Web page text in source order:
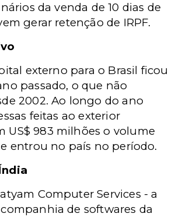
da venda de 10 dias de
gerar retenção de IRPF.
externo para o Brasil ficou
passado, o que não
2002. Ao longo do ano
feitas ao exterior
US$ 983 milhões o volume
entrou no país no período.
Computer Services - a
de softwares da